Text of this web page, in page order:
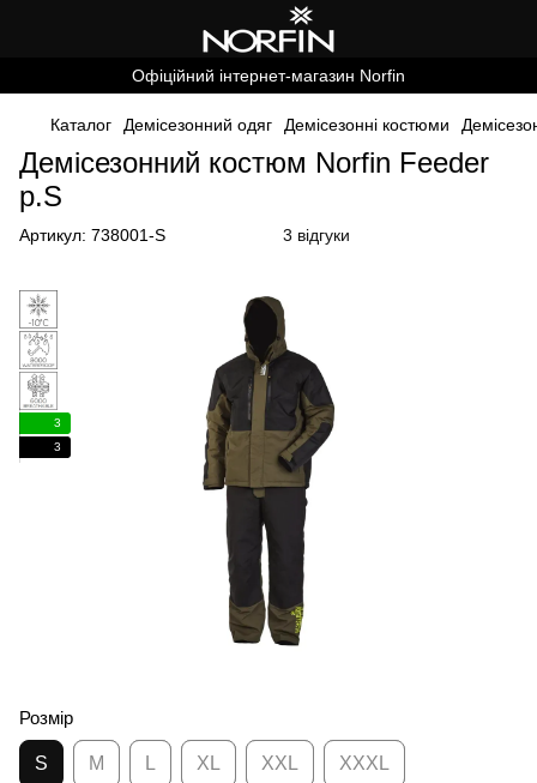
Офіційний інтернет-магазин Norfin
Каталог Демісезонний одяг Демісезонні костюми
Демісезонний костюм Norfin Feeder
р.S
Артикул: 738001-S 3 відгуки
3
3
Розмір
S M L XL XXL XXXL